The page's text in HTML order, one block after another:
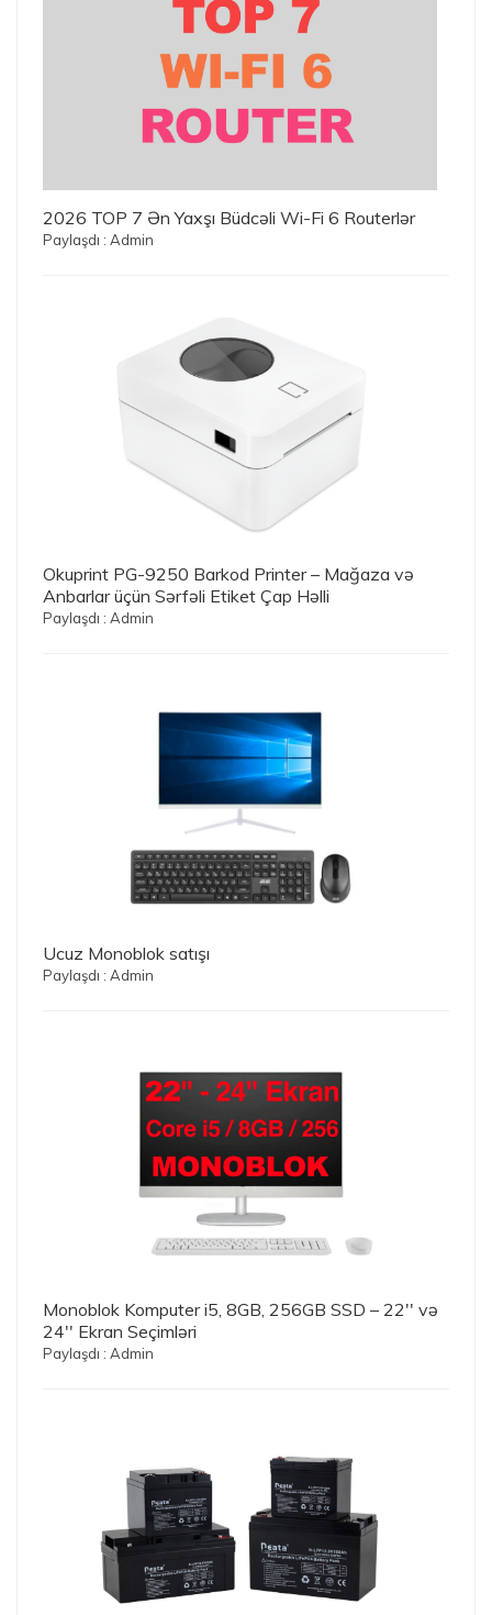
2026 TOP 7 Ən Yaxşı Büdcəli Wi-Fi 6 Routerlər
Paylaşdı : Admin
Okuprint PG-9250 Barkod Printer – Mağaza və
Anbarlar üçün Sərfəli Etiket Çap Həlli
Paylaşdı : Admin
Ucuz Monoblok satışı
Paylaşdı : Admin
Monoblok Komputer i5, 8GB, 256GB SSD – 22'' və
24'' Ekran Seçimləri
Paylaşdı : Admin